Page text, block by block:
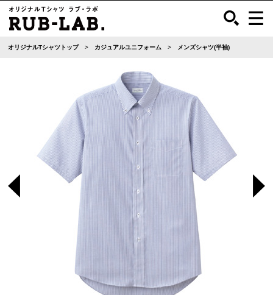
オリジナルTシャツトップ カジュアルユニフォーム メンズシャツ(半袖)